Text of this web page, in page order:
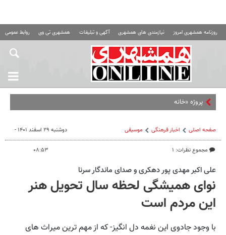
روزنامه همشهری امروز نیازمندی های همشهری آگهی و تبلیغات همشهری تی وی روابط عمومی
پروژه «خانه ریز» در غر
صفحه اصلی اخبار فرهنگی موسیقی
مجموع نظرات: ۱
دوشنبه ۲۹ اسفند ۱۴۰۱ -
۰۸:۵۳
علی اکبر مهدی پور دهکری و صدای ماندگار سرنا
نوای همیشگی لحظه سال تحویل هنر
این مردم است
با وجود جادوی این نغمه دل انگیز- که از مهم ترین میراث های